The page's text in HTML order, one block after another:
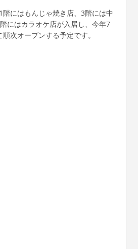
階にはもんじゃ焼き店、3階には中
にはカラオケ店が入居し、今年7
次オープンする予定です。